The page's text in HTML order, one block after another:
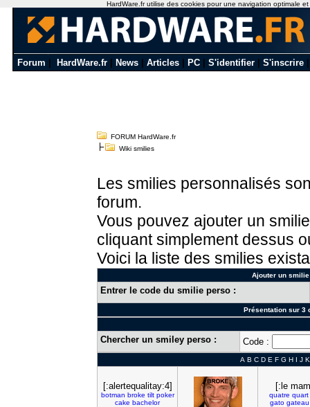
Forum HardWare.fr News Articles PC S'identifier S'inscrire
FORUM HardWare.fr
Wiki smilies
Les smilies personnalisés
forum.
Vous pouvez ajouter un
cliquant simplement dessus
Voici la liste des smilies
Ajouter un
Entrer le code du smilie perso :
Présentation sur 3
Chercher un smiley perso : Code :
A B C D E F G H I J K
[:alertequalitay:4]
botman broke tilt poker
cake bachelor
[:le
quatre quart
gato gateau
HardWare.fr utilise des cookies pour une navigation optimale